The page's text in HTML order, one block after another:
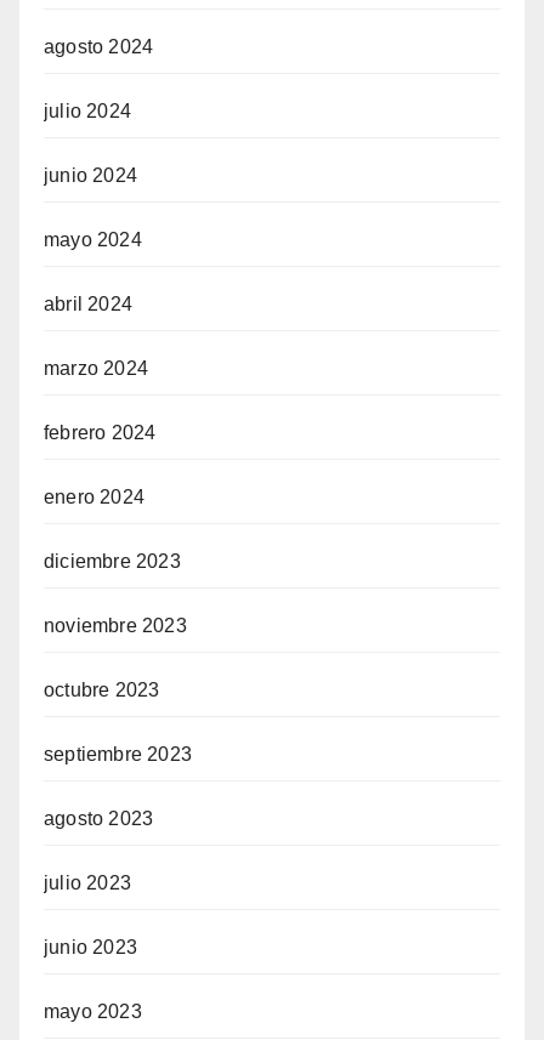
agosto 2024
julio 2024
junio 2024
mayo 2024
abril 2024
marzo 2024
febrero 2024
enero 2024
diciembre 2023
noviembre 2023
octubre 2023
septiembre 2023
agosto 2023
julio 2023
junio 2023
mayo 2023